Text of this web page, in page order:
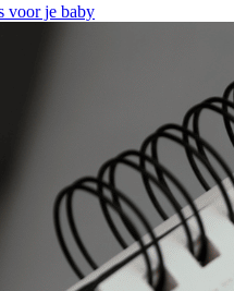
voor je baby